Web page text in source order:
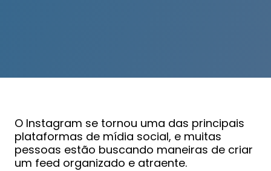
O Instagram se tornou uma das principais
plataformas de mídia social, e muitas
pessoas estão buscando maneiras de criar
um feed organizado e atraente.